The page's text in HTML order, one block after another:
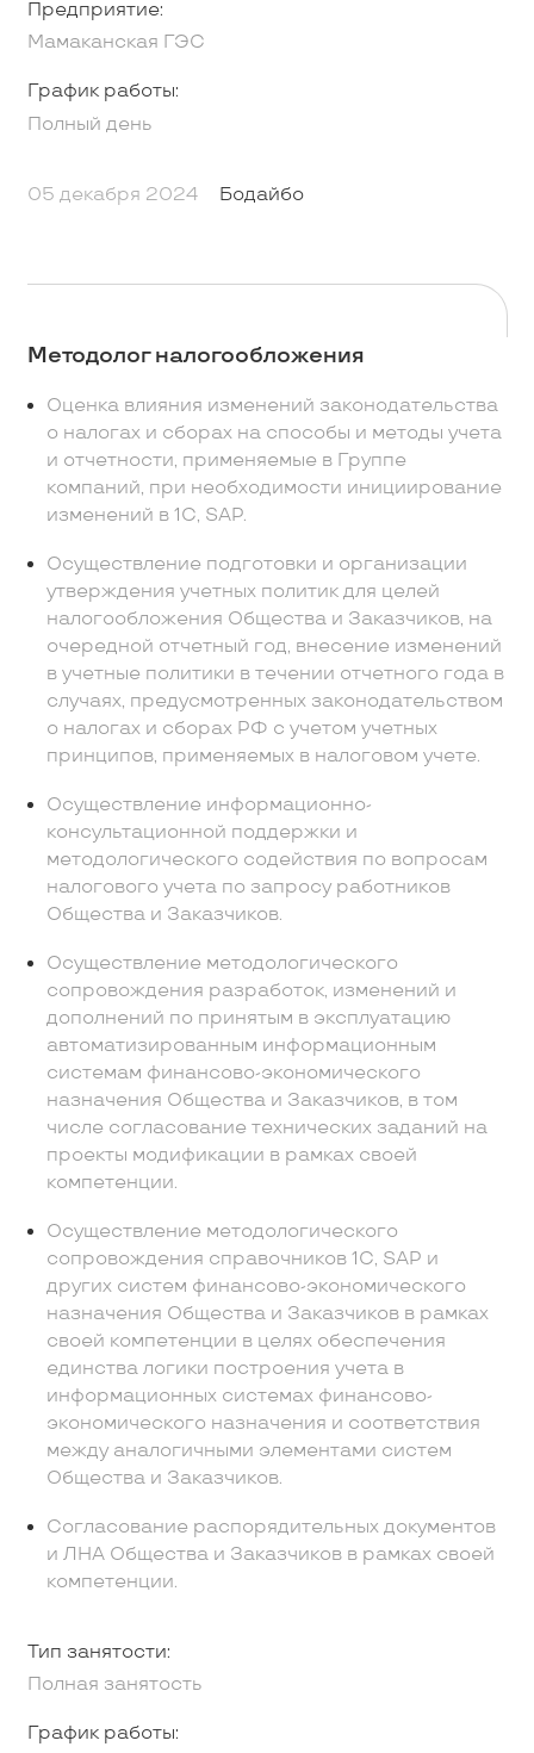
Предприятие:
Мамаканская ГЭС
График работы:
Полный день
05 декабря 2024 Бодайбо
Методолог налогообложения
Оценка влияния изменений законодательства
о налогах и сборах на способы и методы учета
и отчетности, применяемые в Группе
компаний, при необходимости инициирование
изменений в 1С, SAP.
Осуществление подготовки и организации
утверждения учетных политик для целей
налогообложения Общества и Заказчиков, на
очередной отчетный год, внесение изменений
в учетные политики в течении отчетного года в
случаях, предусмотренных законодательством
о налогах и сборах РФ с учетом учетных
принципов, применяемых в налоговом учете.
Осуществление информационно-
консультационной поддержки и
методологического содействия по вопросам
налогового учета по запросу работников
Общества и Заказчиков.
Осуществление методологического
сопровождения разработок, изменений и
дополнений по принятым в эксплуатацию
автоматизированным информационным
системам финансово-экономического
назначения Общества и Заказчиков, в том
числе согласование технических заданий на
проекты модификации в рамках своей
компетенции.
Осуществление методологического
сопровождения справочников 1С, SAP и
других систем финансово-экономического
назначения Общества и Заказчиков в рамках
своей компетенции в целях обеспечения
единства логики построения учета в
информационных системах финансово-
экономического назначения и соответствия
между аналогичными элементами систем
Общества и Заказчиков.
Согласование распорядительных документов
и ЛНА Общества и Заказчиков в рамках своей
компетенции.
Тип занятости:
Полная занятость
График работы: